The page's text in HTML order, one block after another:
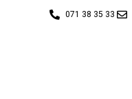
071 38 35 33